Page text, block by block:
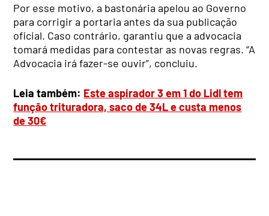
Por esse motivo, a bastonária apelou ao Governo
para corrigir a portaria antes da sua publicação
oficial. Caso contrário, garantiu que a advocacia
tomará medidas para contestar as novas regras. “A
Advocacia irá fazer-se ouvir”, concluiu.
Leia também: Este aspirador 3 em 1 do Lidl tem
função trituradora, saco de 34L e custa menos
de 30€